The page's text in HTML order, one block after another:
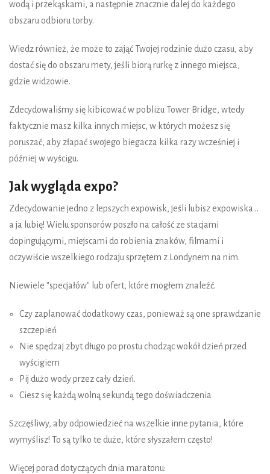
wodą i przekąskami, a następnie znacznie dalej do każdego
obszaru odbioru torby.
Wiedz również, że może to zająć Twojej rodzinie dużo czasu, aby
dostać się do obszaru mety, jeśli biorą rurkę z innego miejsca,
gdzie widzowie.
Zdecydowaliśmy się kibicować w pobliżu Tower Bridge, wtedy
faktycznie masz kilka innych miejsc, w których możesz się
poruszać, aby złapać swojego biegacza kilka razy wcześniej i
później w wyścigu.
Jak wygląda expo?
Zdecydowanie jedno z lepszych expowisk, jeśli lubisz expowiska...
a ja lubię! Wielu sponsorów poszło na całość ze stacjami
dopingującymi, miejscami do robienia znaków, filmami i
oczywiście wszelkiego rodzaju sprzętem z Londynem na nim.
Niewiele "specjałów" lub ofert, które mogłem znaleźć.
Czy zaplanować dodatkowy czas, ponieważ są one sprawdzanie
szczepień
Nie spędzaj zbyt długo po prostu chodząc wokół dzień przed
wyścigiem
Pij dużo wody przez cały dzień.
Ciesz się każdą wolną sekundą tego doświadczenia
Szczęśliwy, aby odpowiedzieć na wszelkie inne pytania, które
wymyślisz! To są tylko te duże, które słyszałem często!
Więcej porad dotyczących dnia maratonu: